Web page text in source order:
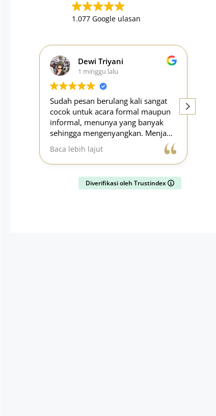
1.077 Google ulasan
Dewi Triyani
1 minggu lalu
Sudah pesan berulang kali sangat
cocok untuk acara formal maupun
informal, menunya yang banyak
sehingga mengenyangkan. Menjadi
opsi yang paling mudah untuk
berbagai acara.
Baca lebih lajut
Diverifikasi oleh Trustindex